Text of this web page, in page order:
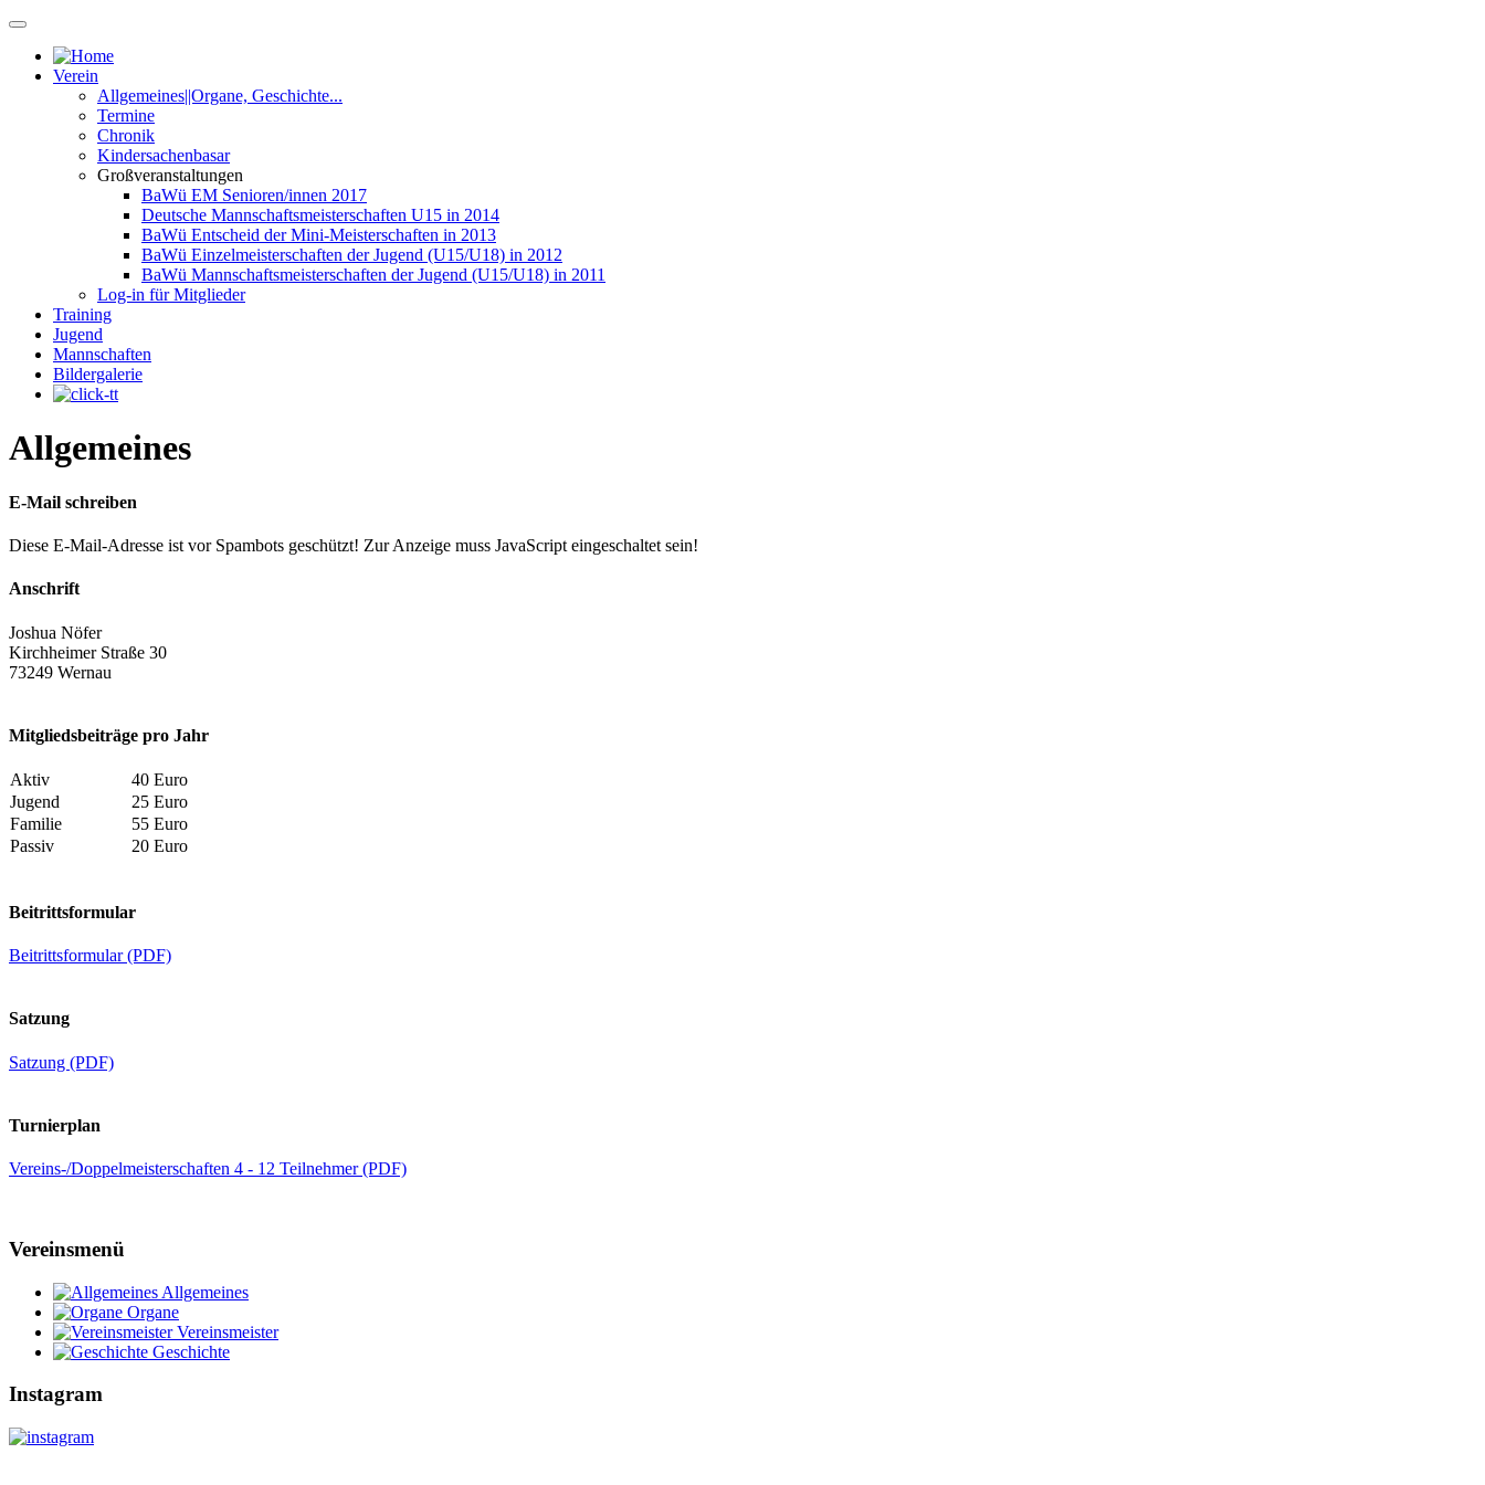
Verein
Allgemeines||Organe, Geschichte...
Termine
Chronik
Kindersachenbasar
Großveranstaltungen
BaWü EM Senioren/innen 2017
Deutsche Mannschaftsmeisterschaften U15 in 2014
BaWü Entscheid der Mini-Meisterschaften in 2013
BaWü Einzelmeisterschaften der Jugend (U15/U18) in 2012
BaWü Mannschaftsmeisterschaften der Jugend (U15/U18) in 2011
Log-in für Mitglieder
Training
Jugend
Mannschaften
Bildergalerie
Allgemeines
E-Mail schreiben
Diese E-Mail-Adresse ist vor Spambots geschützt! Zur Anzeige muss JavaScript eingeschaltet sein!
Anschrift
Joshua Nöfer
Kirchheimer Straße 30
73249 Wernau
Mitgliedsbeiträge pro Jahr
Aktiv
40 Euro
Jugend
25 Euro
Familie
55 Euro
Passiv
20 Euro
Beitrittsformular
Beitrittsformular (PDF)
Satzung
Satzung (PDF)
Turnierplan
Vereins-/Doppelmeisterschaften 4 - 12 Teilnehmer (PDF)
Vereinsmenü
Allgemeines
Organe
Vereinsmeister
Geschichte
Instagram